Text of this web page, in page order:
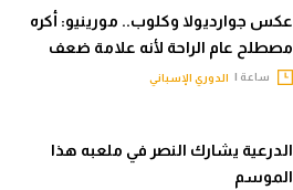
عكس جوارديولا وكلوب.. مورينيو: أكره
مصطلح عام الراحة لأنه علامة ضعف
ساعة | الدوري الإسباني
الدرعية يشارك النصر في ملعبه هذا
الموسم